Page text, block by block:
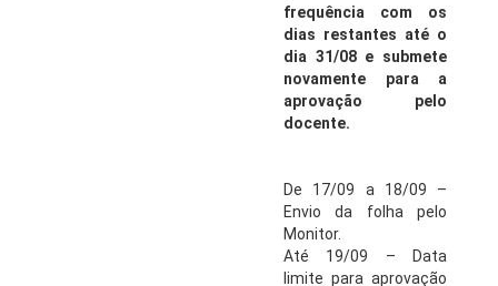
frequência com os
dias restantes até o
dia 31/08 e submete
novamente para a
aprovação pelo
docente.
De 17/09 a 18/09 –
Envio da folha pelo
Monitor.
Até 19/09 – Data
limite para aprovação